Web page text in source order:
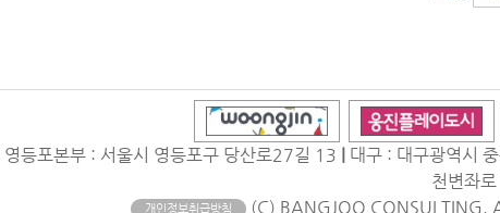
영등포본부 : 서울시 영등포구 당산로27길 13 | 대구 : 대구광역시
천변좌
개인정보취급방침 (C) BANGJOO CONSULTING.